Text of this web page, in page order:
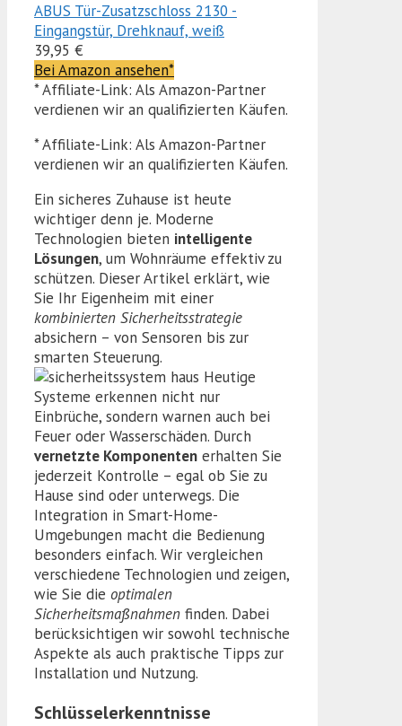
ABUS Tür-Zusatzschloss 2130 -
Eingangstür, Drehknauf, weiß
39,95 €
Bei Amazon ansehen*
* Affiliate-Link: Als Amazon-Partner
verdienen wir an qualifizierten Käufen.
* Affiliate-Link: Als Amazon-Partner
verdienen wir an qualifizierten Käufen.
Ein sicheres Zuhause ist heute
wichtiger denn je. Moderne
Technologien bieten intelligente
Lösungen, um Wohnräume effektiv zu
schützen. Dieser Artikel erklärt, wie
Sie Ihr Eigenheim mit einer
kombinierten Sicherheitsstrategie
absichern – von Sensoren bis zur
smarten Steuerung.
Heutige
Systeme erkennen nicht nur
Einbrüche, sondern warnen auch bei
Feuer oder Wasserschäden. Durch
vernetzte Komponenten erhalten Sie
jederzeit Kontrolle – egal ob Sie zu
Hause sind oder unterwegs. Die
Integration in Smart-Home-
Umgebungen macht die Bedienung
besonders einfach. Wir vergleichen
verschiedene Technologien und zeigen,
wie Sie die optimalen
Sicherheitsmaßnahmen finden. Dabei
berücksichtigen wir sowohl technische
Aspekte als auch praktische Tipps zur
Installation und Nutzung.
Schlüsselerkenntnisse